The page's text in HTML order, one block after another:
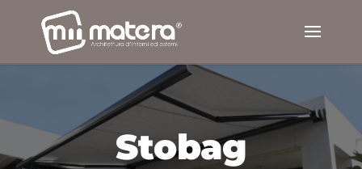
Stobag